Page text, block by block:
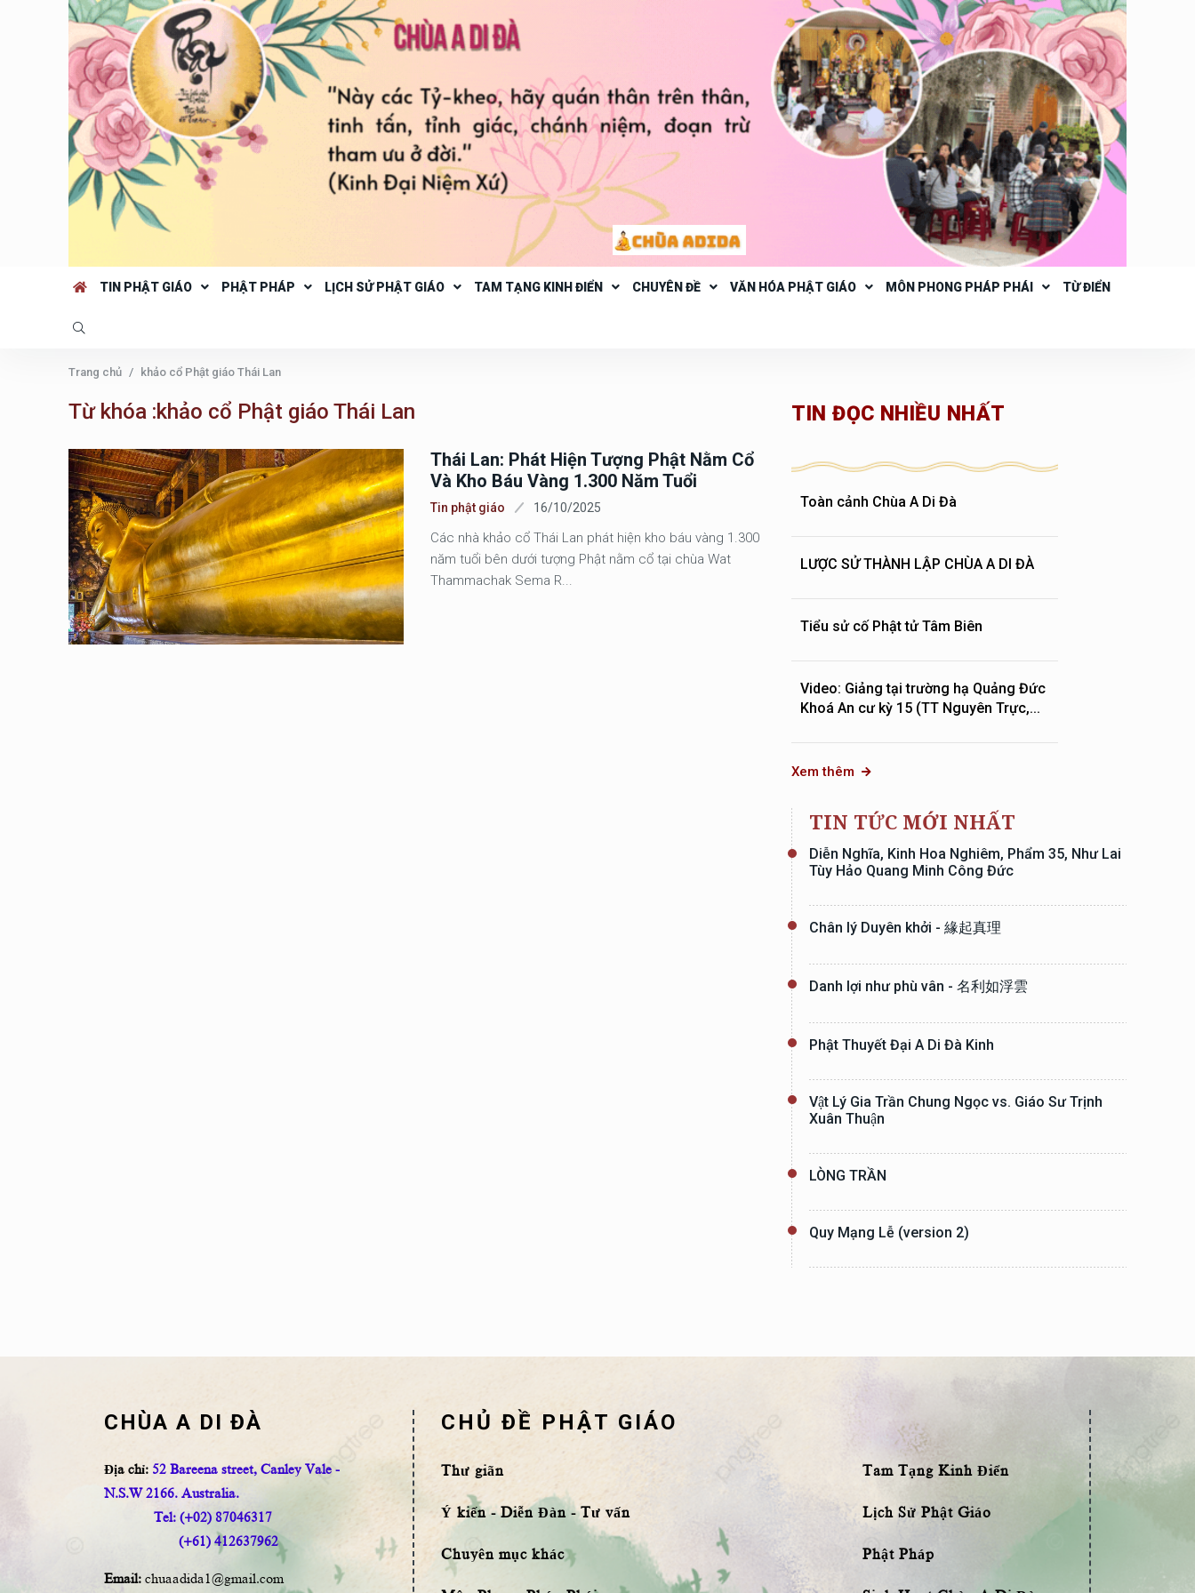
TIN PHẬT GIÁO PHẬT PHÁP LỊCH SỬ PHẬT GIÁO TAM TẠNG KINH ĐIỂN CHUYÊN ĐỀ VĂN HÓA PHẬT GIÁO MÔN PHONG PHÁP PHÁI TỪ ĐIỂN
Trang chủ khảo cổ Phật giáo Thái Lan
Từ khóa :khảo cổ Phật giáo Thái Lan
Thái Lan: Phát Hiện Tượng Phật Nằm Cổ
Và Kho Báu Vàng 1.300 Năm Tuổi
Tin phật giáo 16/10/2025
Các nhà khảo cổ Thái Lan phát hiện kho báu vàng 1.300
năm tuổi bên dưới tượng Phật nằm cổ tại chùa Wat
Thammachak Sema R...
TIN ĐỌC NHIỀU NHẤT
Toàn cảnh Chùa A Di Đà
LƯỢC SỬ THÀNH LẬP CHÙA A DI ĐÀ
Tiểu sử cố Phật tử Tâm Biên
Video: Giảng tại trường hạ Quảng Đức
Khoá An cư kỳ 15 (TT Nguyên Trực,...
Xem thêm
TIN TỨC MỚI NHẤT
Diễn Nghĩa, Kinh Hoa Nghiêm, Phẩm 35, Như Lai
Tùy Hảo Quang Minh Công Đức
Chân lý Duyên khởi - 緣起真理
Danh lợi như phù vân - 名利如浮雲
Phật Thuyết Đại A Di Đà Kinh
Vật Lý Gia Trần Chung Ngọc vs. Giáo Sư Trịnh
Xuân Thuận
LÒNG TRẦN
Quy Mạng Lễ (version 2)
CHÙA A DI ĐÀ
Địa chỉ: 52 Bareena street, Canley Vale -
N.S.W 2166. Australia.
Tel: (+02) 87046317
(+61) 412637962
Email: chuaadida1@gmail.com
CHỦ ĐỀ PHẬT GIÁO
Thư giãn
Ý kiến - Diễn Đàn - Tư vấn
Chuyên mục khác
Tam Tạng Kinh Điển
Lịch Sử Phật Giáo
Phật Pháp